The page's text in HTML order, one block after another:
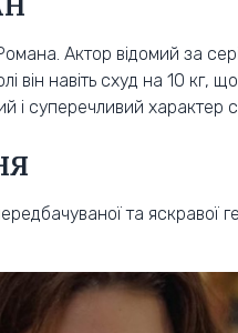
Актор відомий за
він навіть схуд на 10 кг,
і суперечливий характер
та яскравої